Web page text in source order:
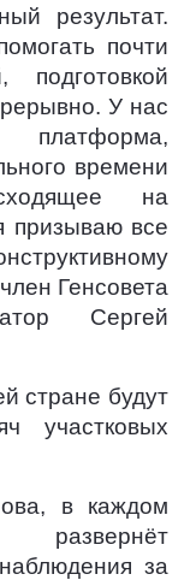
результат.
почти
У нас
платформа,
времени
на
призываю все
Генсовета
Сергей
стране будут
участковых
в каждом
за